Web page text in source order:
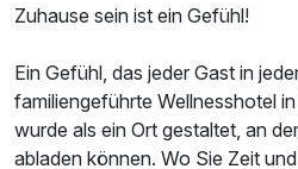
Ausstattung
Zuhause sein ist ein Gefühl!
Ein Gefühl, das jeder Gast in
familiengeführte Wellnesshotel
wurde als ein Ort gestaltet, an
abladen können. Wo Sie Zeit